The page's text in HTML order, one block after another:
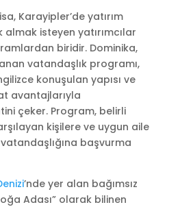
Karayipler’de yatırım
isteyen yatırımcılar
biridir. Dominika,
vatandaşlık programı,
konuşulan yapısı ve
avantajlarıyla
çeker. Program, belirli
kişilere ve uygun aile
başvurma
’nde yer alan bağımsız
Adası” olarak bilinen